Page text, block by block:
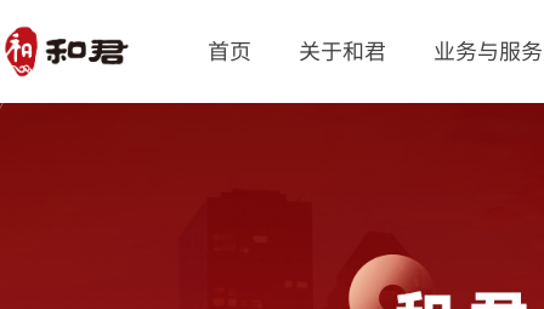
首页 关于和君 业务与服务